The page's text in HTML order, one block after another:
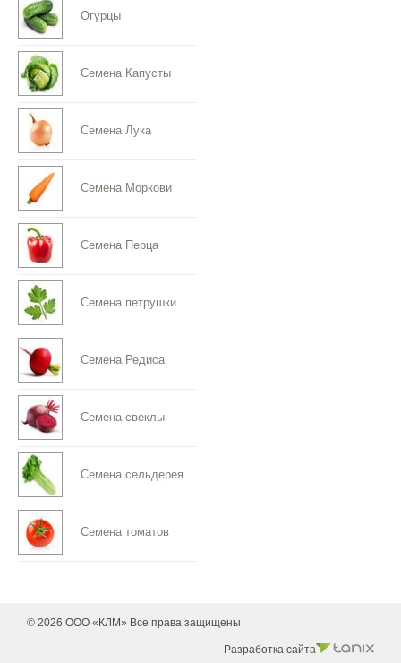
Огурцы
Семена Капусты
Семена Лука
Семена Моркови
Семена Перца
Семена петрушки
Семена Редиса
Семена свеклы
Семена сельдерея
Семена томатов
© 2026 ООО «КЛМ» Все права защищены
Разработка сайта